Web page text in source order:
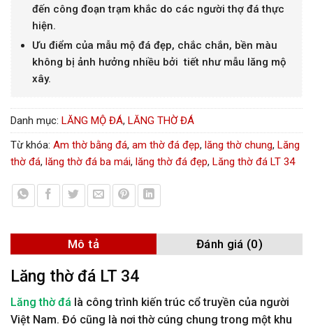
đến công đoạn trạm khắc do các người thợ đá thực
hiện.
Ưu điểm của mẫu mộ đá đẹp, chắc chắn, bền màu
không bị ảnh hưởng nhiều bởi tiết như mẫu lăng mộ
xây.
Danh mục: LĂNG MỘ ĐÁ, LĂNG THỜ ĐÁ
Từ khóa: Am thờ bằng đá, am thờ đá đẹp, lăng thờ chung, Lăng
thờ đá, lăng thờ đá ba mái, lăng thờ đá đẹp, Lăng thờ đá LT 34
Mô tả Đánh giá (0)
Lăng thờ đá LT 34
Lăng thờ đá là công trình kiến trúc cổ truyền của người
Việt Nam. Đó cũng là nơi thờ cúng chung trong một khu